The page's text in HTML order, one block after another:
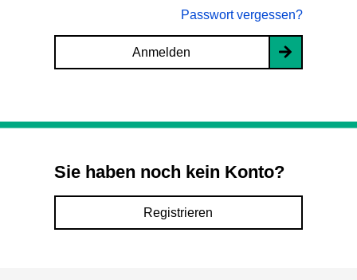
Passwort vergessen?
Anmelden
Sie haben noch kein Konto?
Registrieren